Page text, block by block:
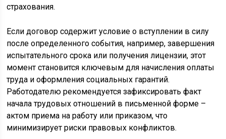
страхования.
Если договор содержит условие о вступлении в силу
после определенного события, например, завершения
испытательного срока или получения лицензии, этот
момент становится ключевым для начисления оплаты
труда и оформления социальных гарантий.
Работодателю рекомендуется зафиксировать факт
начала трудовых отношений в письменной форме –
актом приема на работу или приказом, что
минимизирует риски правовых конфликтов.